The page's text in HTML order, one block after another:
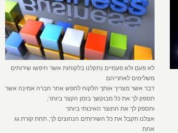
לא פעם ולא פעמיים נתקלנו בלקוחות אשר חיפשו שירותים
משלימים לאתריהם
דבר אשר מצריך אותך הלקוח לחפש אחר חברה אמינה אשר
תספק לך את כל מבוקשך בזמן הקצר ביותר,
ותספק לך את התוצר האיכותי ביותר
אצלנו תקבל את כל השירותים הנחוצים לך, תחת קורת גג
אחת